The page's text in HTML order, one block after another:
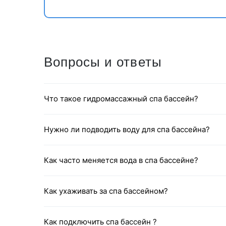
моделей оснащеныBluetooth,USBиFM-радио
Вопросы и ответы
Что такое гидромассажный спа бассейн?
Нужно ли подводить воду для спа бассейна?
Как часто меняется вода в спа бассейне?
Как ухаживать за спа бассейном?
Как подключить спа бассейн ?